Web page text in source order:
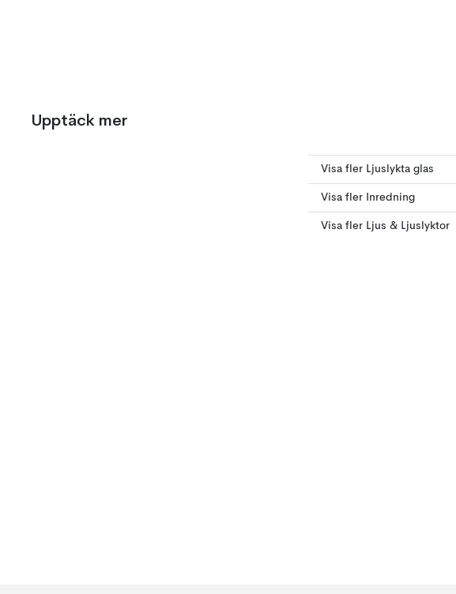
Upptäck mer
Visa fler Ljuslykta glas
Visa fler Inredning
Visa fler Ljus & Ljuslyktor